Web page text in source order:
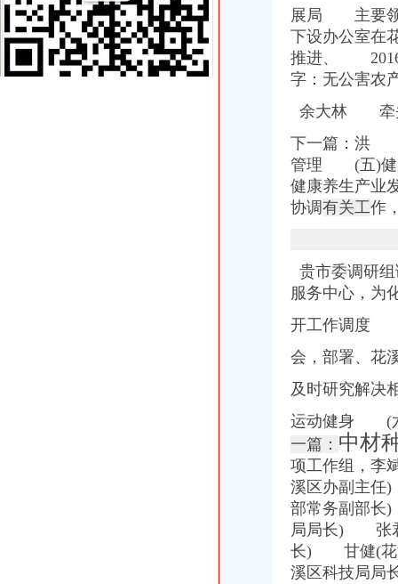
永州市优化办调研永州经开区服务园区企业发展况_永州站频道_红网
【在西安经开区注册公司,到哪儿办理手续啊？,北斗融科（北京）
蔡开办发〔2015〕11号|蔡家坡经开区管委会政综合办公室|关于印发
郑州经开区代办公司注册多少钱-商务服务
经开区管委会办公室2014年度重点工作、重点活动公开承诺事项-马鞍
双桥经开区管委会办公室关于成立双桥经开区财经工作领导小组的通知
经开区应急办向区内企业一线职工赠送市民应急手册-经开区-合肥市人
达州经开区民营办邀请投行团队到辖区优质企业调研-达州市人民
2017年九江经开区政办公室公开考选机关工作人员公告-江西公选遴
合肥经开区“重赏”揽才创办企业高励200万元-新华网安徽频道
西安经发集团-经开区文明办充分肯定经发建设公司争创工作
工商注册没有办公地址南宁经开区办理,工商年报,企业换证-企汇网
温州浙南沿海先进装备产业集聚区（经开区、瓯飞）政办公室关于
请问经开区在哪里办准生证呢？_我户口在老家焦作,我老公户口在_
中共怀化经开区工作委员会办公室怀化经开区管理委员会办公室关于
中共怀化经开区工委办公室怀化经开区管委会办公室关于加怀化经
【西安经开区注册公司在哪里办理】价格,厂家,代理记帐-搜了网
展局 主要领
下设办公室在
推进、 2016
字：无公害
余大林 牵
下一篇：洪
管理 (五)健
健康养生产业
协调有关工作
贵市委调研
服务中心，为
开工作调度
会，部署、
及时研究解决
运动健身 (
一篇： 中材
项工作组，
溪区办副主
部常务副部
局局长) 张
长) 甘健(花
溪区科技局